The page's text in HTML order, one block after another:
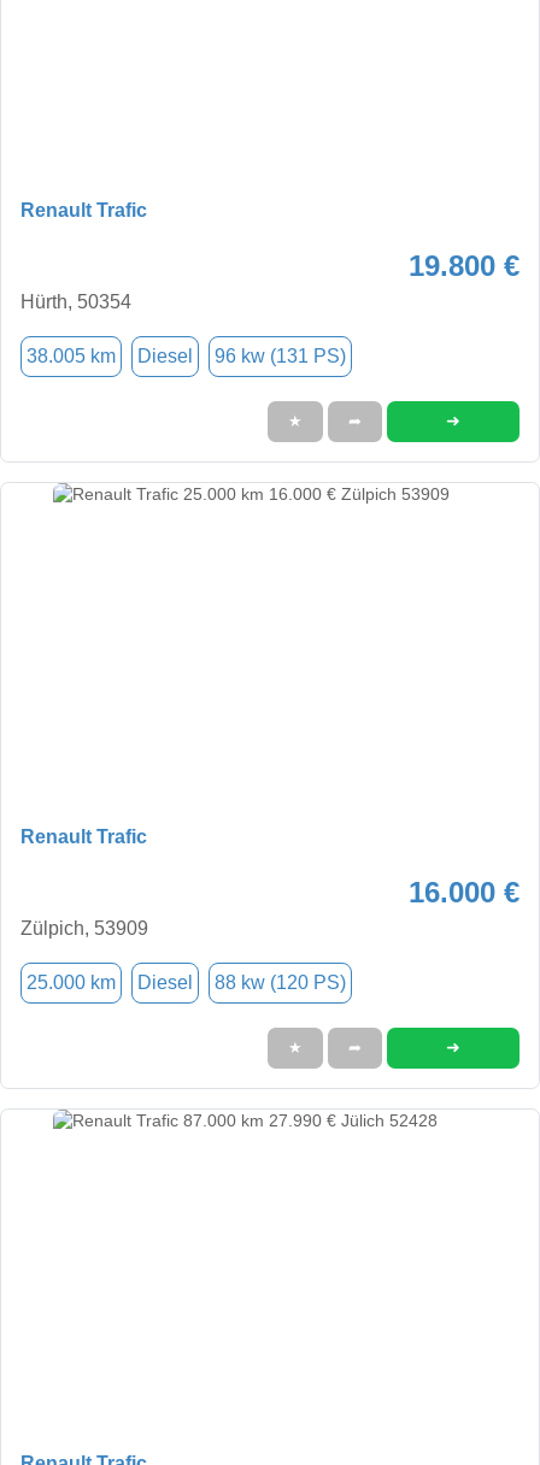
Renault Trafic
19.800 €
Hürth, 50354
38.005 km Diesel 96 kw (131 PS)
★ ➦ ➜
Renault Trafic
16.000 €
Zülpich, 53909
25.000 km Diesel 88 kw (120 PS)
★ ➦ ➜